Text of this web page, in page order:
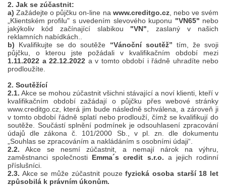
2. Jak se zúčastnit:
a) Zažádejte o půjčku on-line na www.creditgo.cz, nebo ve svém
„Klientském profilu" s uvedením slevového kuponu "VN65" nebo
jakýkoliv kód začínající slabikou "VN" , zaslaný v našich
reklamních nabídkách..
b) Kvalifikujte se do soutěže “Vánoční soutěž” tím, že svoji
půjčku, o kterou jste požádali v kvalifikačním období mezi
1.11.2022 a 22.12.2022 a v tomto období i řádně uhradíte nebo
prodloužíte.
2. Soutěžící
2.1. Akce se mohou zúčastnit všichni stávající a noví klienti, kteří v
kvalifikačním období zažádají o půjčku přes webové stránky
www.creditgo.cz, která jim bude následně schválena, a zároveň ji
v tomto období řádně splatí nebo prodlouží, čímž se kvalifikují do
soutěže. Součástí splnění podmínek je odsouhlasení zpracování
údajů dle zákona č. 101/2000 Sb., v pl. zn. dle dokumentu
„Souhlas se zpracováním a nakládáním s osobními údaji“.
2.2. Akce se nesmí zúčastnit, a nemají nárok na výhru,
zaměstnanci společnosti Emma´s credit s.r.o. a jejich rodinní
příslušníci.
2.3. Akce se může zúčastnit pouzefyzická osoba starší 18 let
způsobilá k právním úkonům.